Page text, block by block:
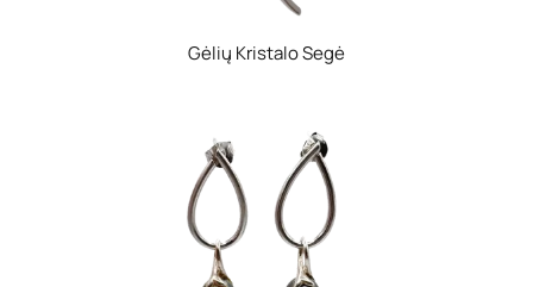
Gėlių Kristalo Segė